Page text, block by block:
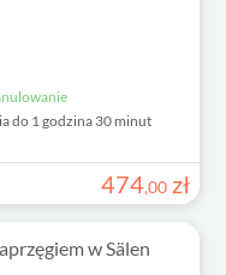
do 1 godzina 30 minut
474,00 zł
w Sälen